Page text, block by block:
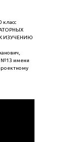
класс
ИЗУЧЕНИЮ
№13 имени